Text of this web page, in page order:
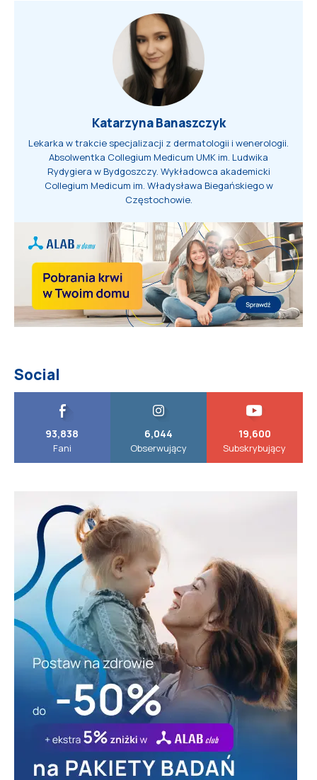
Katarzyna Banaszczyk
Lekarka w trakcie specjalizacji z dermatologii i wenerologii.
Absolwentka Collegium Medicum UMK im. Ludwika
Rydygiera w Bydgoszczy. Wykładowca akademicki
Collegium Medicum im. Władysława Biegańskiego w
Częstochowie.
Social
93,838
Fani
6,044
Obserwujący
19,600
Subskrybujący